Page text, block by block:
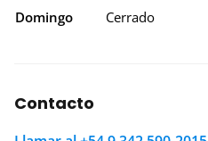
Domingo
Cerrado
Contacto